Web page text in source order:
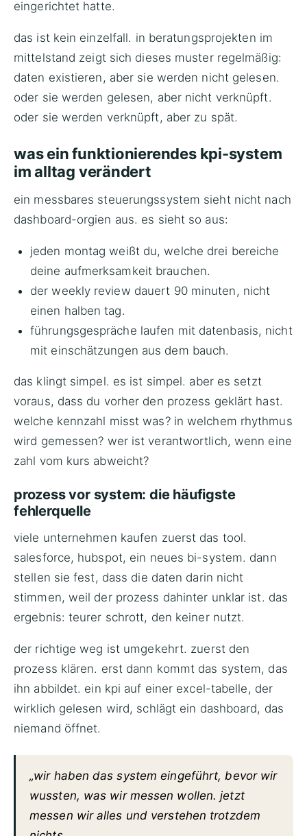
eingerichtet hatte.
das ist kein einzelfall. in beratungsprojekten im
mittelstand zeigt sich dieses muster regelmäßig:
daten existieren, aber sie werden nicht gelesen.
oder sie werden gelesen, aber nicht verknüpft.
oder sie werden verknüpft, aber zu spät.
was ein funktionierendes kpi-system
im alltag verändert
ein messbares steuerungssystem sieht nicht nach
dashboard-orgien aus. es sieht so aus:
jeden montag weißt du, welche drei bereiche
deine aufmerksamkeit brauchen.
der weekly review dauert 90 minuten, nicht
einen halben tag.
führungsgespräche laufen mit datenbasis, nicht
mit einschätzungen aus dem bauch.
das klingt simpel. es ist simpel. aber es setzt
voraus, dass du vorher den prozess geklärt hast.
welche kennzahl misst was? in welchem rhythmus
wird gemessen? wer ist verantwortlich, wenn eine
zahl vom kurs abweicht?
prozess vor system: die häufigste
fehlerquelle
viele unternehmen kaufen zuerst das tool.
salesforce, hubspot, ein neues bi-system. dann
stellen sie fest, dass die daten darin nicht
stimmen, weil der prozess dahinter unklar ist. das
ergebnis: teurer schrott, den keiner nutzt.
der richtige weg ist umgekehrt. zuerst den
prozess klären. erst dann kommt das system, das
ihn abbildet. ein kpi auf einer excel-tabelle, der
wirklich gelesen wird, schlägt ein dashboard, das
niemand öffnet.
„wir haben das system eingeführt, bevor wir
wussten, was wir messen wollen. jetzt
messen wir alles und verstehen trotzdem